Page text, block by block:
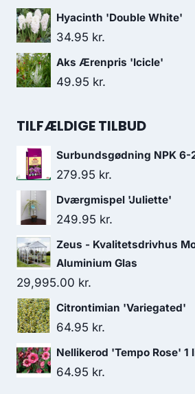
Hyacinth 'Double White'
34.95 kr.
Aks Ærenpris 'Icicle'
49.95 kr.
TILFÆLDIGE TILBUD
Surbundsgødning NPK 6-
279.95 kr.
Dværgmispel 'Juliette'
249.95 kr.
Zeus - Kvalitetsdrivhus
Aluminium Glas
29,995.00 kr.
Citrontimian 'Variegated'
64.95 kr.
Nellikerod 'Tempo Rose' 1
64.95 kr.